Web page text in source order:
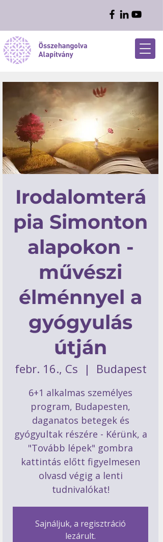
Irodalomterá
pia Simonton
alapokon -
művészi
élménnyel a
gyógyulás
útján
febr. 16., Cs
  |
Budapest
6+1 alkalmas személyes
program, Budapesten,
daganatos betegek és
gyógyultak részére - Kérünk, a
"Tovább lépek" gombra
kattintás előtt figyelmesen
olvasd végig a lenti
tudnivalókat!
Sajnáljuk, a regisztráció
lezárult.